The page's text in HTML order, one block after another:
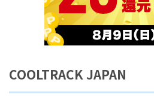
COOLTRACK JAPAN